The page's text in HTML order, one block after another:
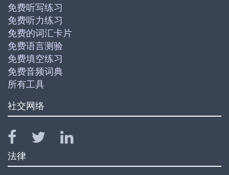
免费听写练习
免费听力练习
免费的词汇卡片
免费语言测验
免费填空练习
免费音频词典
所有工具
社交网络
法律